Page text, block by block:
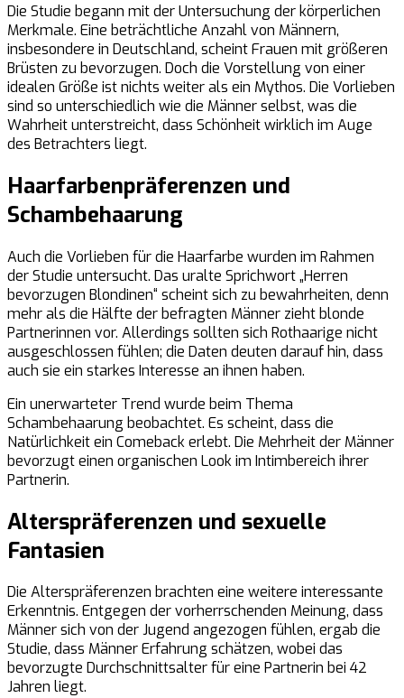
Die Studie begann mit der Untersuchung der körperlichen
Merkmale. Eine beträchtliche Anzahl von Männern,
insbesondere in Deutschland, scheint Frauen mit größeren
Brüsten zu bevorzugen. Doch die Vorstellung von einer
idealen Größe ist nichts weiter als ein Mythos. Die Vorlieben
sind so unterschiedlich wie die Männer selbst, was die
Wahrheit unterstreicht, dass Schönheit wirklich im Auge
des Betrachters liegt.
Haarfarbenpräferenzen und
Schambehaarung
Auch die Vorlieben für die Haarfarbe wurden im Rahmen
der Studie untersucht. Das uralte Sprichwort „Herren
bevorzugen Blondinen“ scheint sich zu bewahrheiten, denn
mehr als die Hälfte der befragten Männer zieht blonde
Partnerinnen vor. Allerdings sollten sich Rothaarige nicht
ausgeschlossen fühlen; die Daten deuten darauf hin, dass
auch sie ein starkes Interesse an ihnen haben.
Ein unerwarteter Trend wurde beim Thema
Schambehaarung beobachtet. Es scheint, dass die
Natürlichkeit ein Comeback erlebt. Die Mehrheit der Männer
bevorzugt einen organischen Look im Intimbereich ihrer
Partnerin.
Alterspräferenzen und sexuelle
Fantasien
Die Alterspräferenzen brachten eine weitere interessante
Erkenntnis. Entgegen der vorherrschenden Meinung, dass
Männer sich von der Jugend angezogen fühlen, ergab die
Studie, dass Männer Erfahrung schätzen, wobei das
bevorzugte Durchschnittsalter für eine Partnerin bei 42
Jahren liegt.